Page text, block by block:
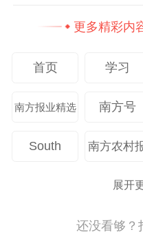
创新理论送到每一
与此同时，在“知
下，“知新志远、仰
地”“党建排风险”
如今，“五航五力”
擎”，推动其在水务
更多精彩内
首页 学习
南方报业精选 南方号
South 南方农村
展开
还没看够？